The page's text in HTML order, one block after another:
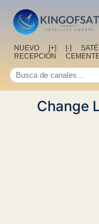
NUEVO [+] [-]
RECEPCIÓN
Change